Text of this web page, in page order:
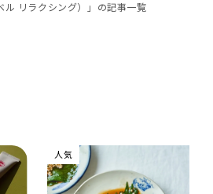
リラクシング）」の記事一覧
人気